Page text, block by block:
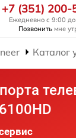
+7 (351) 200-
Ежедневно с 9:00
Позвонить мне
Каталог